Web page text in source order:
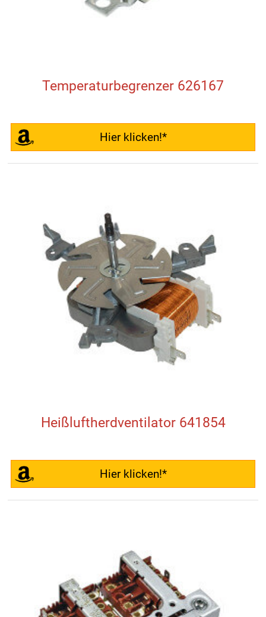
Temperaturbegrenzer 626167
Hier klicken!*
Heißluftherdventilator 641854
Hier klicken!*